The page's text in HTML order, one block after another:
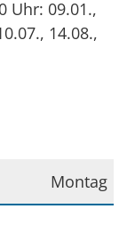
Uhr: 09.01.,
14.08.,
Montag